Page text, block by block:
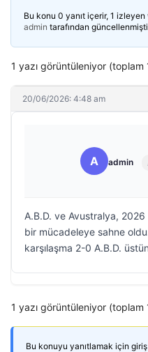
Bu konu 0 yanıt içerir, 1 izleyen
admin tarafından
1 yazı görüntüleniyor (toplam
20/06/2026: 4:48 am
A admin
A.B.D. ve Avustralya, 2026
bir mücadeleye sahne
karşılaşma 2-0 A.B.D.
1 yazı görüntüleniyor (toplam
Bu konuyu yanıtlamak için giriş